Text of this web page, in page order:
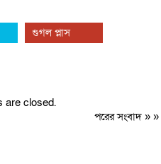
গুগল প্লাস
are closed.
পরের সংবাদ» »